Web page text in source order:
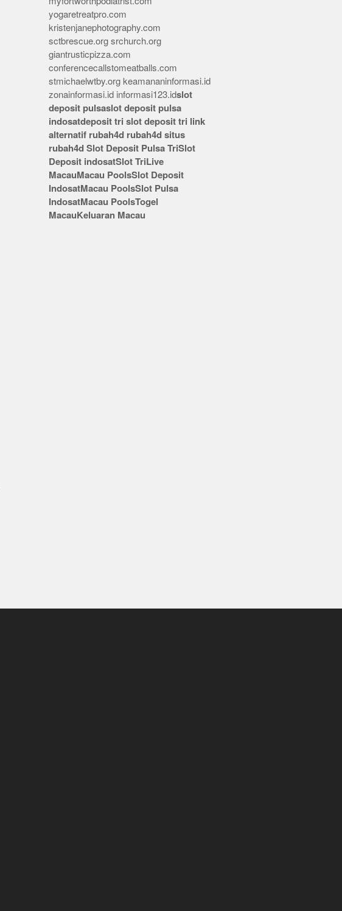
yogaretreatpro.com
kristenjanephotography.com
sctbrescue.org srchurch.org
giantrusticpizza.com
conferencecallstomeatballs.com
stmichaelwtby.org keamananinformasi.id
zonainformasi.id informasi123.idslot
deposit pulsaslot deposit pulsa
indosatdeposit tri slot deposit tri link
alternatif rubah4d rubah4d situs
rubah4d Slot Deposit Pulsa TriSlot
Deposit indosatSlot TriLive
MacauMacau PoolsSlot Deposit
IndosatMacau PoolsSlot Pulsa
IndosatMacau PoolsTogel
MacauKeluaran Macau